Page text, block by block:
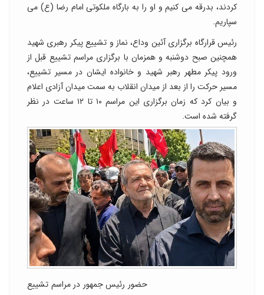
کردند، بدرقه می کنیم و او را به بارگاه ملکوتی امام رضا (ع) می
سپاریم.
رئیس قرارگاه برگزاری آئین وداع، نماز و تشییع پیکر رهبری شهید
همچنین صبح دوشنبه و همزمان با برگزاری مراسم تشییع قبل از
ورود پیکر مطهر رهبر شهید و خانواده ایشان در مسیر تشییع،
مسیر حرکت را از بعد از میدان انقلاب به سمت میدان آزادی اعلام
و بیان کرد که زمان برگزاری این مراسم ۱۰ تا ۱۲ ساعت در نظر
گرفته شده است.
حضور رئیس جمهور در مراسم تشییع